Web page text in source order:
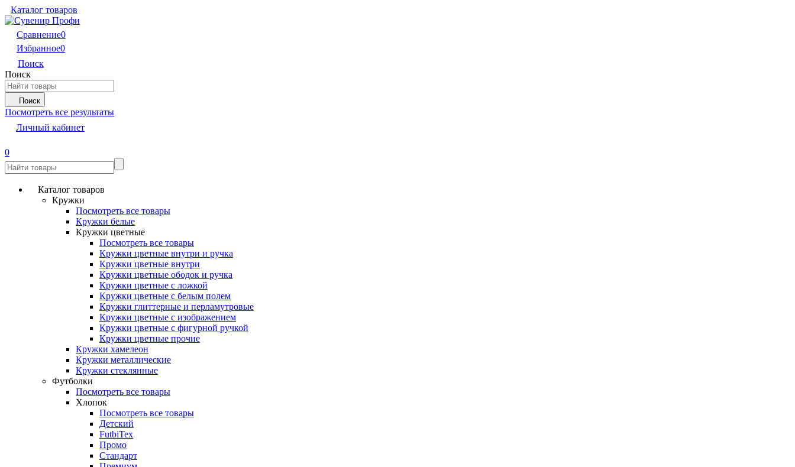
Каталог товаров
Сравнение0
Избранное0
Поиск
Поиск
Поиск
Посмотреть все результаты
Личный кабинет
0
Каталог товаров
Кружки
Посмотреть все товары
Кружки белые
Кружки цветные
Посмотреть все товары
Кружки цветные внутри и ручка
Кружки цветные внутри
Кружки цветные ободок и ручка
Кружки цветные с ложкой
Кружки цветные с белым полем
Кружки глиттерные и перламутровые
Кружки цветные с изображением
Кружки цветные с фигурной ручкой
Кружки цветные прочие
Кружки хамелеон
Кружки металлические
Кружки стеклянные
Футболки
Посмотреть все товары
Хлопок
Посмотреть все товары
Детский
FutbiTex
Промо
Стандарт